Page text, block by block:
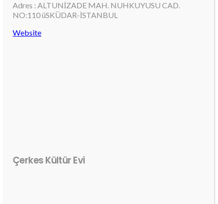
Adres : ALTUNİZADE MAH. NUHKUYUSU CAD.
NO:110 üSKÜDAR-İSTANBUL
Website
Çerkes Kültür Evi